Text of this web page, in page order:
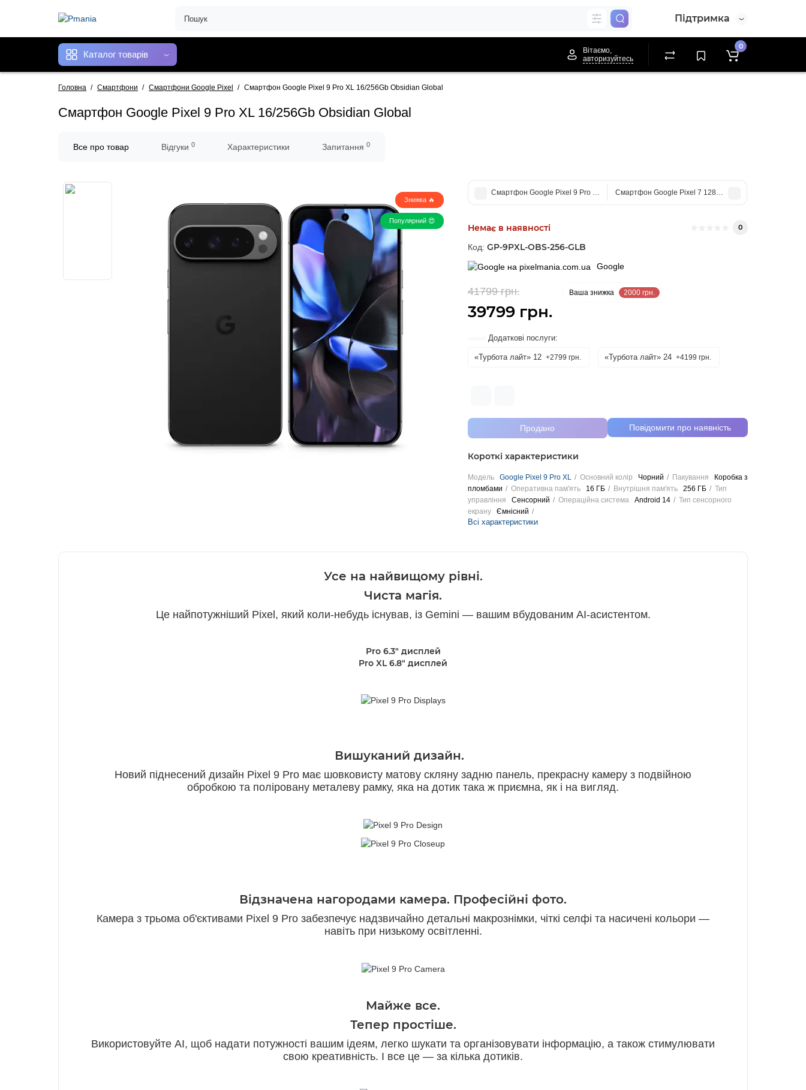
Підтримка
Каталог товарів
Вітаємо,
авторизуйтесь
0
Головна Смартфони Смартфони Google Pixel Смартфон Google Pixel 9 Pro XL 16/256Gb Obsidian Global
Смартфон Google Pixel 9 Pro XL 16/256Gb Obsidian Global
Все про товар Відгуки 0 Характеристики Запитання 0
Знижка 🔥
Популярний 😍
Смартфон Google Pixel 9 Pro 16/256Gb Obsidian GlobalСмартфон Google Pixel 7 128Gb Snow US
Немає в наявності 0
Код: GP-9PXL-OBS-256-GLB
Google
41799 грн. Ваша знижка 2000 грн.
39799 грн.
Додаткові послуги:
«Турбота лайт» 12 +2799 грн. «Турбота лайт» 24 +4199 грн.
Продано Повідомити про наявність
Короткі характеристики
Модель Google Pixel 9 Pro XL Основний колір Чорний Пакування
Коробка з
пломбами
Оперативна пам'ять 16 ГБ Внутрішня пам'ять 256 ГБ
Тип
управління
Сенсорний Операційна система Android 14
Тип сенсорного
екрану
Ємнісний
Всі характеристики
Усе на найвищому рівні.
Чиста магія.
Це найпотужніший Pixel, який коли-небудь існував, із Gemini — вашим вбудованим AI-асистентом.
Pro 6.3" дисплей
Pro XL 6.8" дисплей
Вишуканий дизайн.
Новий піднесений дизайн Pixel 9 Pro має шовковисту матову скляну задню панель, прекрасну камеру з подвійною
обробкою та поліровану металеву рамку, яка на дотик така ж приємна, як і на вигляд.
Відзначена нагородами камера. Професійні фото.
Камера з трьома об'єктивами Pixel 9 Pro забезпечує надзвичайно детальні макрознімки, чіткі селфі та насичені кольори —
навіть при низькому освітленні.
Майже все.
Тепер простіше.
Використовуйте AI, щоб надати потужності вашим ідеям, легко шукати та організовувати інформацію, а також стимулювати
свою креативність. І все це — за кілька дотиків.